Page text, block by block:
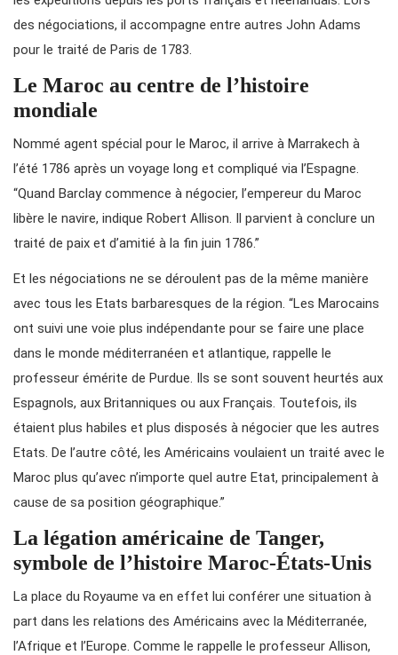
des négociations, il accompagne entre autres John Adams
pour le traité de Paris de 1783.
Le Maroc au centre de l’histoire
mondiale
Nommé agent spécial pour le Maroc, il arrive à Marrakech à
l’été 1786 après un voyage long et compliqué via l’Espagne.
“Quand Barclay commence à négocier, l’empereur du Maroc
libère le navire, indique Robert Allison. Il parvient à conclure un
traité de paix et d’amitié à la fin juin 1786.”
Et les négociations ne se déroulent pas de la même manière
avec tous les Etats barbaresques de la région. “Les Marocains
ont suivi une voie plus indépendante pour se faire une place
dans le monde méditerranéen et atlantique, rappelle le
professeur émérite de Purdue. Ils se sont souvent heurtés aux
Espagnols, aux Britanniques ou aux Français. Toutefois, ils
étaient plus habiles et plus disposés à négocier que les autres
Etats. De l’autre côté, les Américains voulaient un traité avec le
Maroc plus qu’avec n’importe quel autre Etat, principalement à
cause de sa position géographique.”
La légation américaine de Tanger,
symbole de l’histoire Maroc-États-Unis
La place du Royaume va en effet lui conférer une situation à
part dans les relations des Américains avec la Méditerranée,
l’Afrique et l’Europe. Comme le rappelle le professeur Allison,